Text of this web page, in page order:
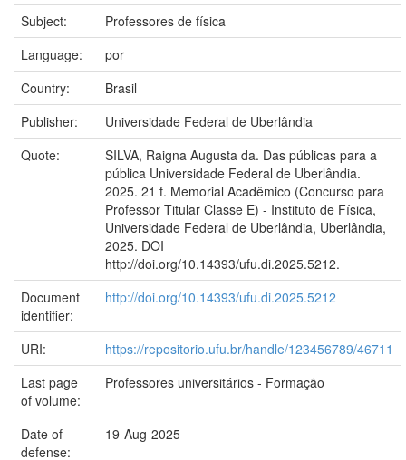
Subject:
Professores de física
Language:
por
Country:
Brasil
Publisher:
Universidade Federal de Uberlândia
Quote:
SILVA, Raigna Augusta da. Das públicas para a
pública Universidade Federal de Uberlândia.
2025. 21 f. Memorial Acadêmico (Concurso para
Professor Titular Classe E) - Instituto de Física,
Universidade Federal de Uberlândia, Uberlândia,
2025. DOI
http://doi.org/10.14393/ufu.di.2025.5212.
Document
identifier:
http://doi.org/10.14393/ufu.di.2025.5212
URI:
https://repositorio.ufu.br/handle/123456789/46711
Last page
of volume:
Professores universitários - Formação
Date of
defense:
19-Aug-2025